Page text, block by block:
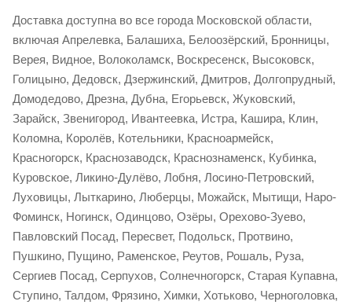
Доставка доступна во все города Московской области,
включая Апрелевка, Балашиха, Белоозёрский, Бронницы,
Верея, Видное, Волоколамск, Воскресенск, Высоковск,
Голицыно, Дедовск, Дзержинский, Дмитров, Долгопрудный,
Домодедово, Дрезна, Дубна, Егорьевск, Жуковский,
Зарайск, Звенигород, Ивантеевка, Истра, Кашира, Клин,
Коломна, Королёв, Котельники, Красноармейск,
Красногорск, Краснозаводск, Краснознаменск, Кубинка,
Куровское, Ликино-Дулёво, Лобня, Лосино-Петровский,
Луховицы, Лыткарино, Люберцы, Можайск, Мытищи, Наро-
Фоминск, Ногинск, Одинцово, Озёры, Орехово-Зуево,
Павловский Посад, Пересвет, Подольск, Протвино,
Пушкино, Пущино, Раменское, Реутов, Рошаль, Руза,
Сергиев Посад, Серпухов, Солнечногорск, Старая Купавна,
Ступино, Талдом, Фрязино, Химки, Хотьково, Черноголовка,